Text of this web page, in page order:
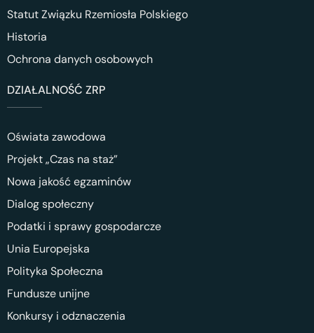
Statut Związku Rzemiosła Polskiego
Historia
Ochrona danych osobowych
DZIAŁALNOŚĆ ZRP
Oświata zawodowa
Projekt „Czas na staż”
Nowa jakość egzaminów
Dialog społeczny
Podatki i sprawy gospodarcze
Unia Europejska
Polityka Społeczna
Fundusze unijne
Konkursy i odznaczenia